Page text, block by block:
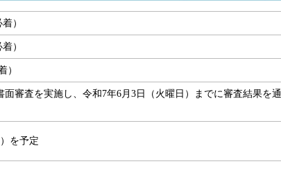
）
）
）
審査を実施し、令和7年6月3日（火曜日）までに審査結果を通
を予定